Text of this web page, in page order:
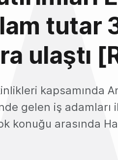
tutar
ulaştı
kapsamında
gelen iş adamları
konuğu arasında